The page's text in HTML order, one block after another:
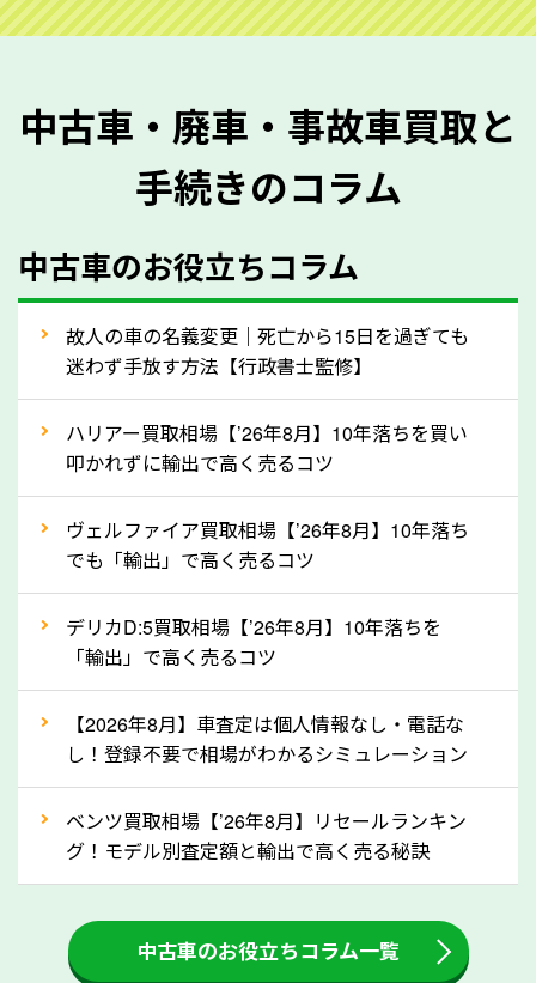
ご準備ください。車検証があることで車両状態や年式
質問させていただく内容は以下の通りとなります。
メーカー／車種
型式／グレード
走行距離（例：約〇万キロ）
車検の満了日
内装や外装の状態
定を行い高価買取価格をつけやすくなります。
ってきます！
自動車税の還付金は、先に年払いしていた自動車税が
月割りで返還されるものです。ですから、自動車税の
還付金は早めに売却するほど多く還付されます。不要
な車は早めに廃車手続きをしたほうが良いでしょう。
③自動車税の還付金の扱いについて確認し
ましょう！
車を廃車にすると、自動車税の還付金を受け取ること
ができる場合があります。廃車買取業者の中には、還
付金をお客様に返還しない業者もあります。廃車査定
をする際には、自動車税の還付金の返還があるかどう
中古車・廃車・事故車買取と
手続きのコラム
中古車のお役立ちコラム
故人の車の名義変更｜死亡から15日を過ぎても
迷わず手放す方法【行政書士監修】
ハリアー買取相場【’26年8月】10年落ちを買い
叩かれずに輸出で高く売るコツ
ヴェルファイア買取相場【’26年8月】10年落ち
でも「輸出」で高く売るコツ
デリカD:5買取相場【’26年8月】10年落ちを
「輸出」で高く売るコツ
【2026年8月】車査定は個人情報なし・電話な
し！登録不要で相場がわかるシミュレーション
ベンツ買取相場【’26年8月】リセールランキン
グ！モデル別査定額と輸出で高く売る秘訣
中古車のお役立ちコラム一覧